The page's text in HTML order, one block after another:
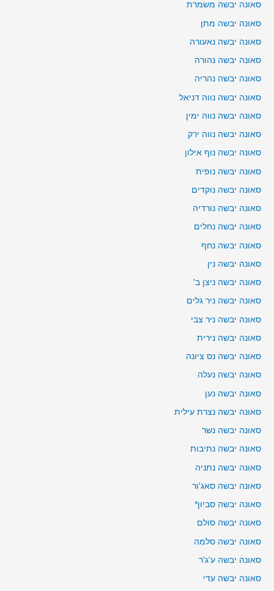
סאונה יבשה משמרת
סאונה יבשה מתן
סאונה יבשה נאעורה
סאונה יבשה נהורה
סאונה יבשה נהריה
סאונה יבשה נווה דניאל
סאונה יבשה נווה ימין
סאונה יבשה נווה ירק
סאונה יבשה נוף אילון
סאונה יבשה נופית
סאונה יבשה נוקדים
סאונה יבשה נורדיה
סאונה יבשה נחלים
סאונה יבשה נחף
סאונה יבשה נין
סאונה יבשה ניצן ב'
סאונה יבשה ניר גלים
סאונה יבשה ניר צבי
סאונה יבשה נירית
סאונה יבשה נס ציונה
סאונה יבשה נעלה
סאונה יבשה נען
סאונה יבשה נצרת עילית
סאונה יבשה נשר
סאונה יבשה נתיבות
סאונה יבשה נתניה
סאונה יבשה סאג'ור
סאונה יבשה סביון*
סאונה יבשה סולם
סאונה יבשה סלמה
סאונה יבשה ע'ג'ר
סאונה יבשה עדי